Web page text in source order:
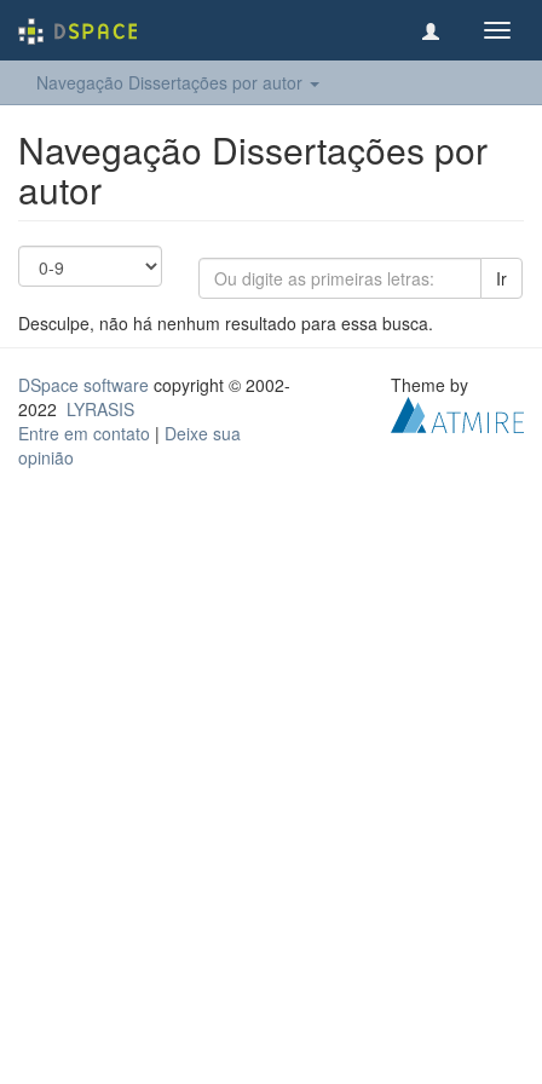
Navegação Dissertações por autor
Navegação Dissertações por
autor
Ir
Desculpe, não há nenhum resultado para essa busca.
DSpace software copyright © 2002-
2022 LYRASIS
Entre em contato | Deixe sua
opinião
Theme by